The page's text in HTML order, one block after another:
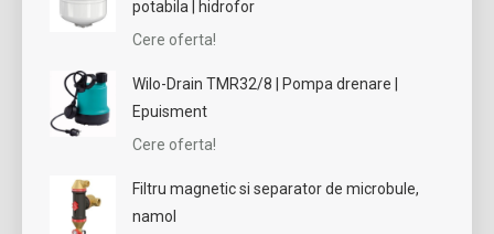
potabila | hidrofor
Cere oferta!
Wilo-Drain TMR32/8 | Pompa drenare |
Epuisment
Cere oferta!
Filtru magnetic si separator de microbule,
namol